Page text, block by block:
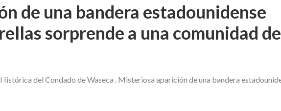
de una bandera estadounidense
sorprende a una comunidad de